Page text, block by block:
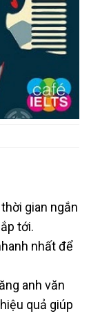
gian ngắn
tới.
nhất để
anh văn
quả giúp